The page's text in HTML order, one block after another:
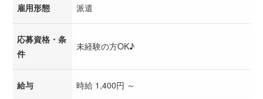
雇用形態 派遣
応募資格・条
件
未経験の方OK♪
給与 時給 1,400円 ～